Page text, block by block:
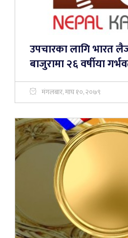
उपचारका लागि भारत
बाजुरामा २६ वर्षीया
मंगलबार, माघ १०, २०७९